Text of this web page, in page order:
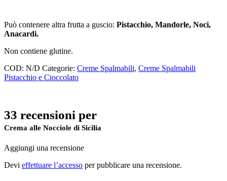
Può contenere altra frutta a guscio: Pistacchio, Mandorle, Noci,
Anacardi.
Non contiene glutine.
COD: N/D Categorie: Creme Spalmabili, Creme Spalmabili
Pistacchio e Cioccolato
33 recensioni per
Crema alle Nocciole di Sicilia
Aggiungi una recensione
Devi effettuare l’accesso per pubblicare una recensione.